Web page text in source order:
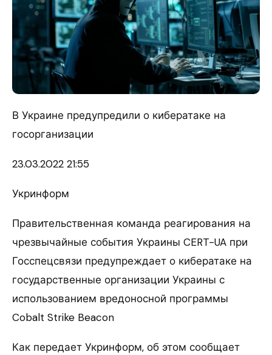
В Украине предупредили о кибератаке на
госорганизации
23.03.2022 21:55
Укринформ
Правительственная команда реагирования на
чрезвычайные события Украины CERT-UA при
Госспецсвязи предупреждает о кибератаке на
государственные организации Украины с
использованием вредоносной программы
Cobalt Strike Beacon
Как передает Укринформ, об этом сообщает